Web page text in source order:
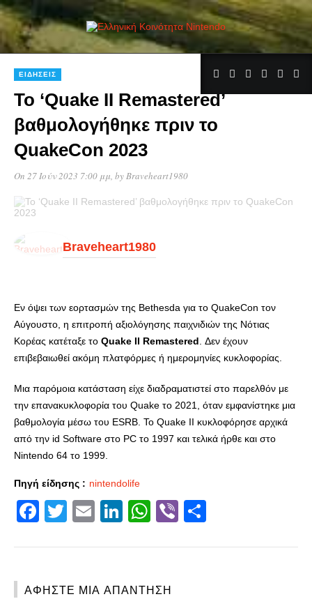
ΕΙΔΉΣΕΙΣ
Το ‘Quake II Remastered’
βαθμολογήθηκε πριν το
QuakeCon 2023
On 27 Ιούν 2023 7:00 μμ, byBraveheart1980
Braveheart1980
Εν όψει των εορτασμών της Bethesda για το QuakeCon τον
Αύγουστο, η επιτροπή αξιολόγησης παιχνιδιών της Νότιας
Κορέας κατέταξε το Quake II Remastered . Δεν έχουν
επιβεβαιωθεί ακόμη πλατφόρμες ή ημερομηνίες κυκλοφορίας.
Μια παρόμοια κατάσταση είχε διαδραματιστεί στο παρελθόν με
την επανακυκλοφορία του Quake το 2021, όταν εμφανίστηκε μια
βαθμολογία μέσω του ESRB. Το Quake II κυκλοφόρησε αρχικά
από την id Software στο PC το 1997 και τελικά ήρθε και στο
Nintendo 64 το 1999.
Πηγή είδησης : nintendolife
Facebook
Twitter
EmailLinkedIn
WhatsApp
Viber
ΑΦΉΣΤΕ ΜΙΑ ΑΠΆΝΤΗΣΗ